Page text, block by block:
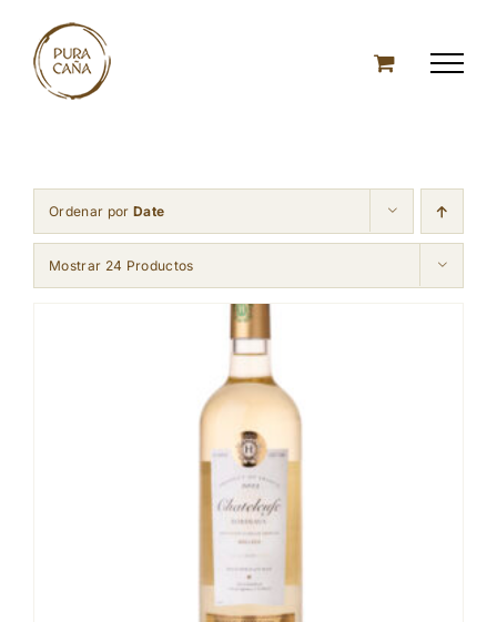
content
Ordenar por Date
Mostrar 24 Productos